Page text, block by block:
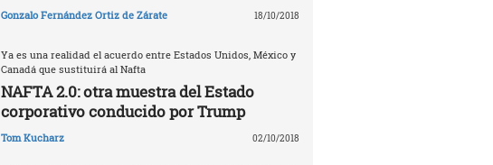
Gonzalo Fernández Ortiz de Zárate 18/10/2018
Ya es una realidad el acuerdo entre Estados Unidos, México y
Canadá que sustituirá al Nafta
NAFTA 2.0: otra muestra del Estado
corporativo conducido por Trump
Tom Kucharz 02/10/2018